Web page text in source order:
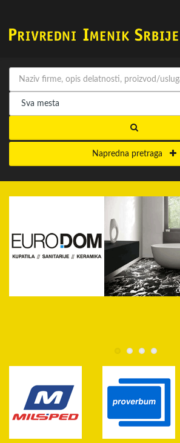
Napredna pretraga